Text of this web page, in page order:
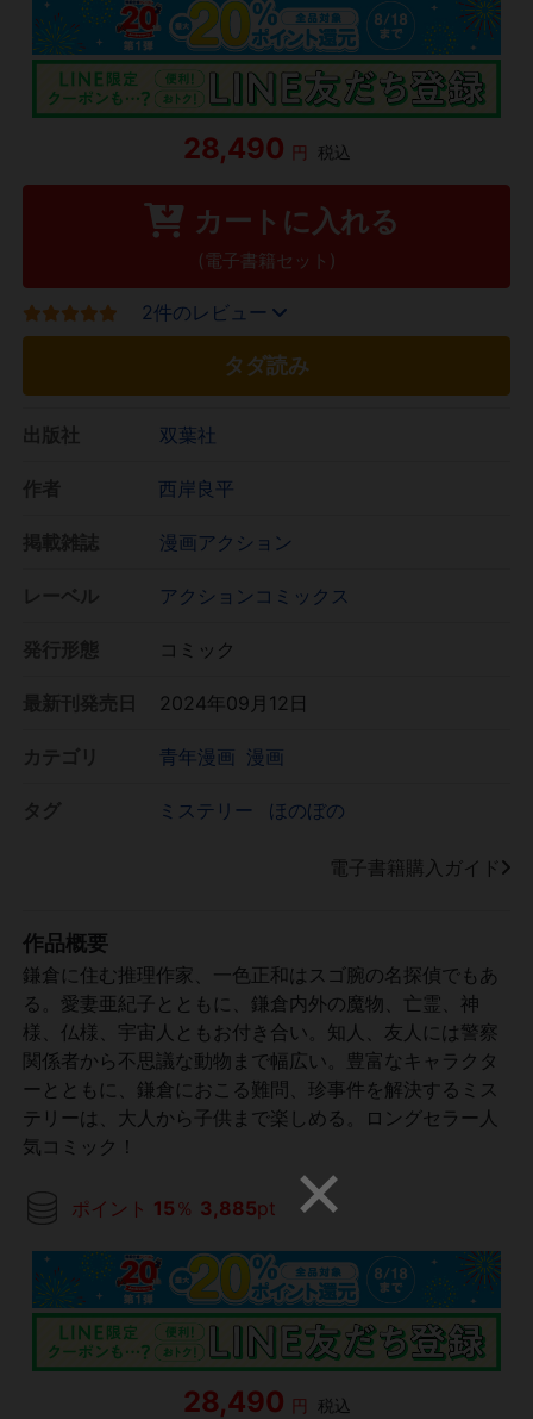
28,490 円 税込
カートに入れる
(電子書籍セット)
2件のレビュー
タダ読み
双葉社
西岸良平
漫画アクション
アクションコミックス
コミック
2024年09月12日
青年漫画 漫画
ミステリー ほのぼの
電子書籍購入ガイド
作品概要
鎌倉に住む推理作家、一色正和はスゴ腕の名探偵でもあ
る。愛妻亜紀子とともに、鎌倉内外の魔物、亡霊、神
様、仏様、宇宙人ともお付き合い。知人、友人には警察
関係者から不思議な動物まで幅広い。豊富なキャラクタ
ーとともに、鎌倉におこる難問、珍事件を解決するミス
テリーは、大人から子供まで楽しめる。ロングセラー人
気コミック！
ポイント 15 ％ 3,885pt
28,490 円 税込